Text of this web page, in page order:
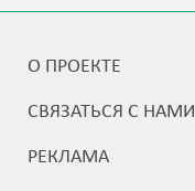
О ПРОЕКТЕ
СВЯЗАТЬСЯ С НАМИ
РЕКЛАМА